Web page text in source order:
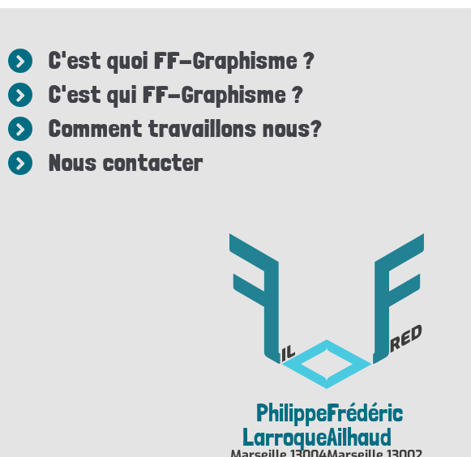
C'est quoi FF-Graphisme ?
C'est qui FF-Graphisme ?
Comment travaillons nous?
Nous contacter
Philippe
Larroque
Frédéric
Ailhaud